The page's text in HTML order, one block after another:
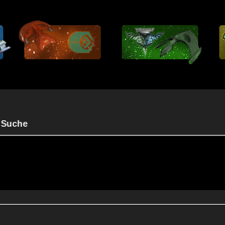
Suche